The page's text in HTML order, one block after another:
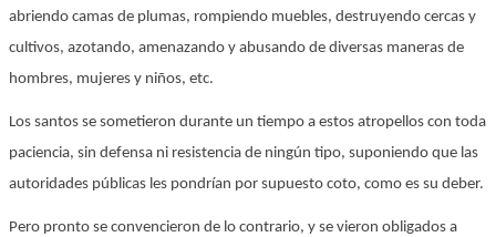
abriendo camas de plumas, rompiendo muebles, destruyendo cercas y
cultivos, azotando, amenazando y abusando de diversas maneras de
hombres, mujeres y niños, etc.
Los santos se sometieron durante un tiempo a estos atropellos con toda
paciencia, sin defensa ni resistencia de ningún tipo, suponiendo que las
autoridades públicas les pondrían por supuesto coto, como es su deber.
Pero pronto se convencieron de lo contrario, y se vieron obligados a